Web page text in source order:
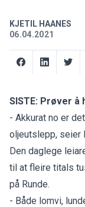
KJETIL HAANES
06.04.2021
SISTE: Prøver å
- Akkurat no er
oljeutslepp, seier
Den daglege
til at fleire titals
på Runde.
- Både lomvi,